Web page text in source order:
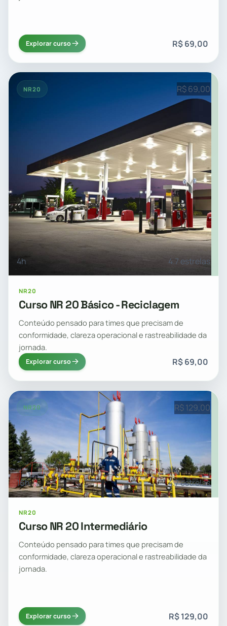
Explorar curso R$ 69,00
NR20 R$ 69,00
4h 4.7 estrelas
NR20
Curso NR 20 Básico - Reciclagem
Conteúdo pensado para times que precisam de
conformidade, clareza operacional e rastreabilidade da
jornada.
Explorar curso R$ 69,00
NR20 R$ 129,00
16h 4.7 estrelas
NR20
Curso NR 20 Intermediário
Conteúdo pensado para times que precisam de
conformidade, clareza operacional e rastreabilidade da
jornada.
Explorar curso R$ 129,00